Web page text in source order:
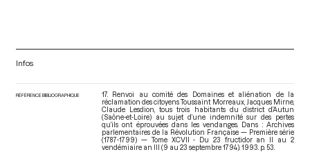
Infos
RÉFÉRENCE BIBLIOGRAPHIQUE
17. Renvoi au comité des Domaines et aliénation de la
réclamation des citoyens Toussaint Morreaux, Jacques Mirne,
Claude Lesdion, tous trois habitants du district d’Autun
(Saône-et-Loire) au sujet d’une indemnité sur des pertes
qu’ils ont éprouvées dans les vendanges. Dans : Archives
parlementaires de la Révolution Française — Première série
(1787-1799) — Tome XCVII - Du 23 fructidor an II au 2
vendémiaire an III (9 au 23 septembre 1794) . 1993. p. 53.